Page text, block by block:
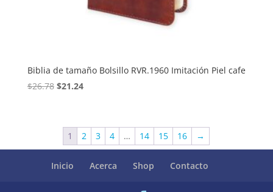
Biblia de tamaño Bolsillo RVR.1960 Imitación Piel cafe
$26.78 Original
$26.78.
$21.24Current
$21.24.
1 2 3 4 … 14 15 16 →
Inicio Acerca Shop Contacto